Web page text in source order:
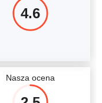
4.6
Nasza ocena